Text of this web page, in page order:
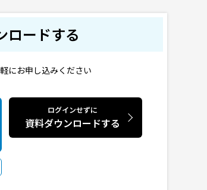
ロードする
にお申し込みください
ログインせずに
資料ダウンロードする